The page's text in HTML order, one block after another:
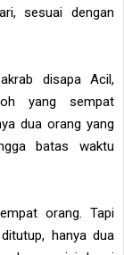
sesuai dengan
disapa Acil,
yang sempat
dua orang yang
batas waktu
orang. Tapi
hanya dua